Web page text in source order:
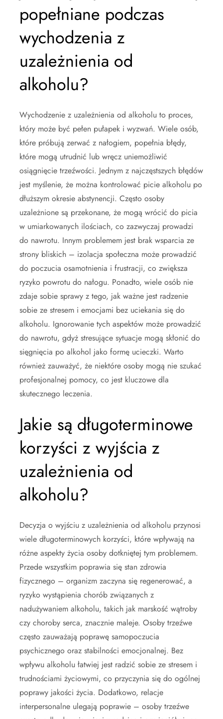
popełniane podczas
wychodzenia z
uzależnienia od
alkoholu?
Wychodzenie z uzależnienia od alkoholu to proces,
który może być pełen pułapek i wyzwań. Wiele osób,
które próbują zerwać z nałogiem, popełnia błędy,
które mogą utrudnić lub wręcz uniemożliwić
osiągnięcie trzeźwości. Jednym z najczęstszych błędów
jest myślenie, że można kontrolować picie alkoholu po
dłuższym okresie abstynencji. Często osoby
uzależnione są przekonane, że mogą wrócić do picia
w umiarkowanych ilościach, co zazwyczaj prowadzi
do nawrotu. Innym problemem jest brak wsparcia ze
strony bliskich – izolacja społeczna może prowadzić
do poczucia osamotnienia i frustracji, co zwiększa
ryzyko powrotu do nałogu. Ponadto, wiele osób nie
zdaje sobie sprawy z tego, jak ważne jest radzenie
sobie ze stresem i emocjami bez uciekania się do
alkoholu. Ignorowanie tych aspektów może prowadzić
do nawrotu, gdyż stresujące sytuacje mogą skłonić do
sięgnięcia po alkohol jako formę ucieczki. Warto
również zauważyć, że niektóre osoby mogą nie szukać
profesjonalnej pomocy, co jest kluczowe dla
skutecznego leczenia.
Jakie są długoterminowe
korzyści z wyjścia z
uzależnienia od
alkoholu?
Decyzja o wyjściu z uzależnienia od alkoholu przynosi
wiele długoterminowych korzyści, które wpływają na
różne aspekty życia osoby dotkniętej tym problemem.
Przede wszystkim poprawia się stan zdrowia
fizycznego – organizm zaczyna się regenerować, a
ryzyko wystąpienia chorób związanych z
nadużywaniem alkoholu, takich jak marskość wątroby
czy choroby serca, znacznie maleje. Osoby trzeźwe
często zauważają poprawę samopoczucia
psychicznego oraz stabilności emocjonalnej. Bez
wpływu alkoholu łatwiej jest radzić sobie ze stresem i
trudnościami życiowymi, co przyczynia się do ogólnej
poprawy jakości życia. Dodatkowo, relacje
interpersonalne ulegają poprawie – osoby trzeźwe